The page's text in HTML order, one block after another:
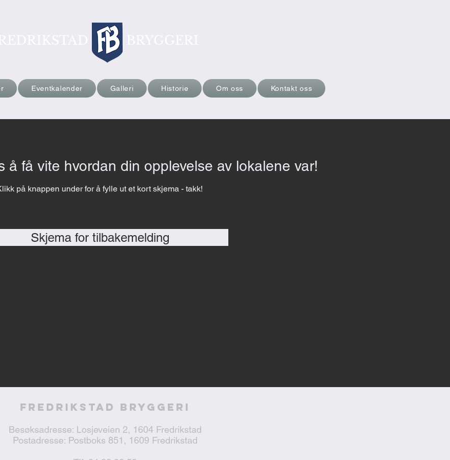
Eventkalender Galleri Historie Om oss Kontakt oss
å få vite hvordan din opplevelse av lokalene var!
på knappen under for å fylle ut et kort skjema - takk!
Skjema for tilbakemelding
Fredrikstad Bryggeri
Besøksadresse: Losjeveien 2, 1604 Fredrikstad
Postadresse: Postboks 851, 1609 Fredrikstad